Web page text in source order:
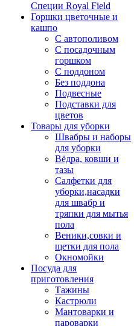
Специи Royal Field
Горшки цветочные и
кашпо
С автополивом
С посадочным
горшком
С поддоном
Без поддона
Подвесные
Подставки для
цветов
Товары для уборки
Швабры и наборы
для уборки
Вёдра, ковши и
тазы
Салфетки для
уборки,насадки
для швабр и
тряпки для мытья
пола
Веники,совки и
щетки для пола
Окномойки
Посуда для
приготовления
Тажины
Кастрюли
Мантоварки и
пароварки